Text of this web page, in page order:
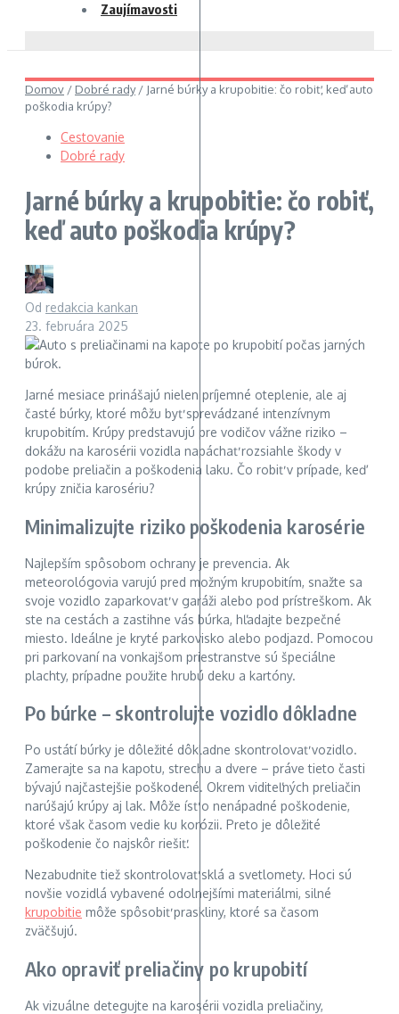
Zaujímavosti
Domov / Dobré rady/ Jarné búrky a krupobitie: čo robiť, keď auto
poškodia krúpy?
Cestovanie
Dobré rady
Jarné búrky a krupobitie: čo robiť,
keď auto poškodia krúpy?
Od redakcia kankan
23. februára 2025
Jarné mesiace prinášajú nielen príjemné oteplenie, ale aj
časté búrky, ktoré môžu byť sprevádzané intenzívnym
krupobitím. Krúpy predstavujú pre vodičov vážne riziko –
dokážu na karosérii vozidla napáchať rozsiahle škody v
podobe preliačin a poškodenia laku. Čo robiť v prípade, keď
krúpy zničia karosériu?
Minimalizujte riziko poškodenia karosérie
Najlepším spôsobom ochrany je prevencia. Ak
meteorológovia varujú pred možným krupobitím, snažte sa
svoje vozidlo zaparkovať v garáži alebo pod prístreškom. Ak
ste na cestách a zastihne vás búrka, hľadajte bezpečné
miesto. Ideálne je kryté parkovisko alebo podjazd. Pomocou
pri parkovaní na vonkajšom priestranstve sú špeciálne
plachty, prípadne použite hrubú deku a kartóny.
Po búrke – skontrolujte vozidlo dôkladne
Po ustátí búrky je dôležité dôkladne skontrolovať vozidlo.
Zamerajte sa na kapotu, strechu a dvere – práve tieto časti
bývajú najčastejšie poškodené. Okrem viditeľných preliačin
narúšajú krúpy aj lak. Môže ísť o nenápadné poškodenie,
ktoré však časom vedie ku korózii. Preto je dôležité
poškodenie čo najskôr riešiť.
Nezabudnite tiež skontrolovať sklá a svetlomety. Hoci sú
novšie vozidlá vybavené odolnejšími materiálmi, silné
krupobitie môže spôsobiť praskliny, ktoré sa časom
zväčšujú.
Ako opraviť preliačiny po krupobití
Ak vizuálne detegujte na karosérii vozidla preliačiny,